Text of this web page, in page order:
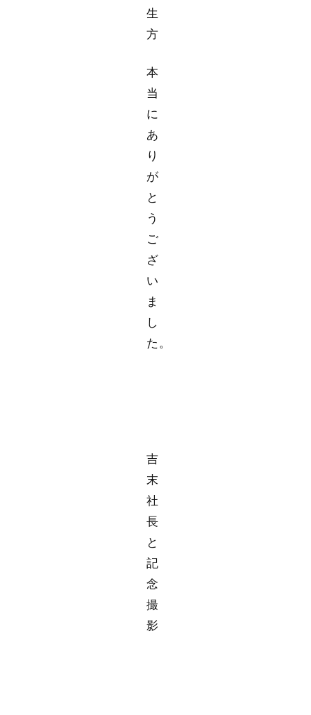
生
方
本
当
に
あ
り
が
と
う
ご
ざ
い
ま
し
た。
吉
末
社
長
と
記
念
撮
影